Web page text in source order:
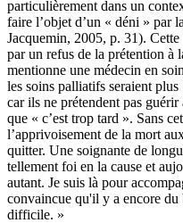
particulièrement dans un
faire l’objet d’un « déni » par
Jacquemin, 2005, p. 31).
par un refus de la prétention à
mentionne une médecin en
les soins palliatifs seraient
car ils ne prétendent pas
que « c’est trop tard ». Sans
l’apprivoisement de la mort
quitter. Une soignante de
tellement foi en la cause et
autant. Je suis là pour
convaincue qu'il y a encore du
difficile. »